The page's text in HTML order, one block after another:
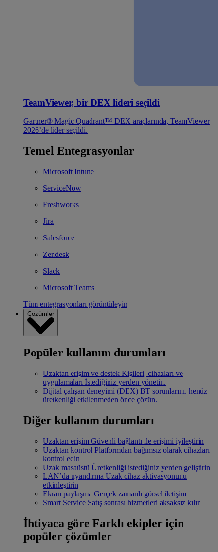
TeamViewer, bir DEX lideri seçildi
Gartner® Magic Quadrant™ DEX araçlarında, TeamViewer
2026’de lider seçildi.
Temel Entegrasyonlar
Microsoft Intune
ServiceNow
Freshworks
Jira
Salesforce
Zendesk
Slack
Microsoft Teams
Tüm entegrasyonları görüntüleyin
Çözümler
Popüler kullanım durumları
Uzaktan erişim ve destek Kişileri, cihazları ve
uygulamaları İstediğiniz yerden yönetin.
Dijital çalışan deneyimi (DEX) BT sorunlarını, henüz
üretkenliği etkilenmeden önce çözün.
Diğer kullanım durumları
Uzaktan erişim Güvenli bağlantı ile erişimi iyileştirin
Uzaktan kontrol Platformdan bağımsız olarak cihazları
kontrol edin
Uzak masaüstü Üretkenliği istediğiniz yerden geliştirin
LAN’da uyandırma Uzak cihaz aktivasyonunu
etkinleştirin
Ekran paylaşma Gerçek zamanlı görsel iletişim
Smart Service Satış sonrası hizmetleri aksaksız kılın
İhtiyaca göre Farklı ekipler için
popüler çözümler